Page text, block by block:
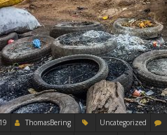
ThomasBering Uncategorized